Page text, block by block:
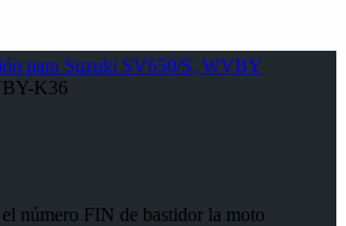
para Suzuki SV650/S, WVBY
K36
número FIN de bastidor la moto